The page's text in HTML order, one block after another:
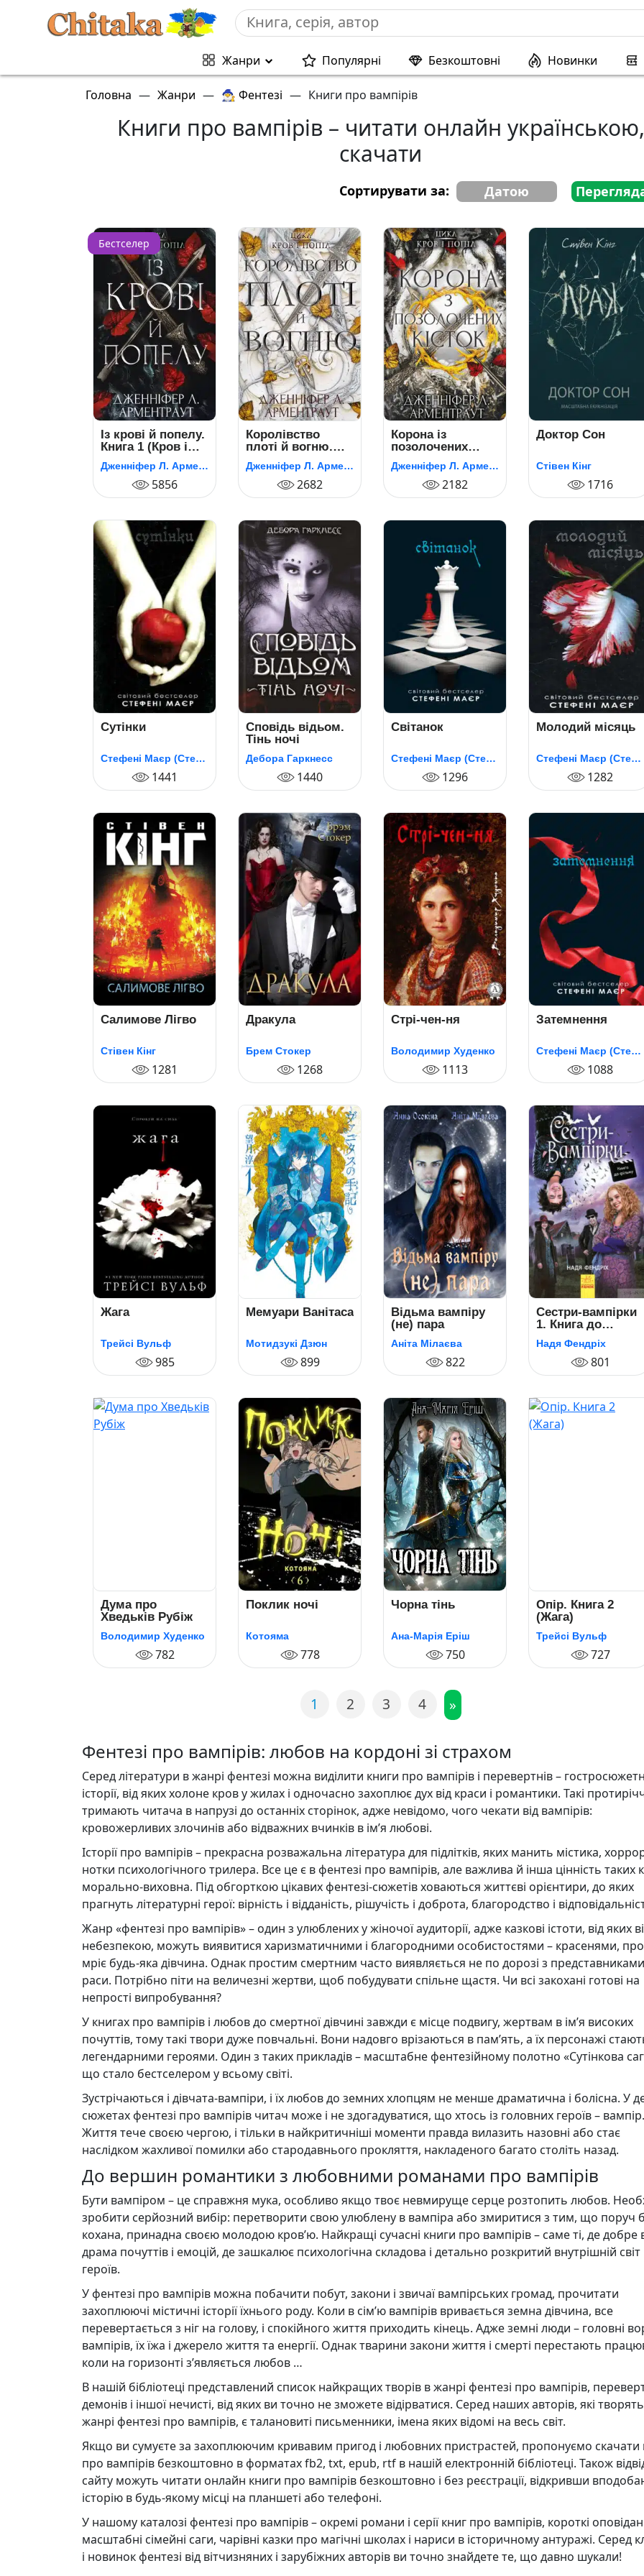
Жанри Популярні Безкоштовні Новинки
Головна — Жанри — 🧙‍♂️ Фентезі — Книги про вампірів
Книги про вампірів – читати онлайн українською,
скачати
Сортирувати за: Датою
Бестселер
Із крові й попелу.
Книга 1 (Кров і
попіл)
Дженніфер Л. Арментраут
5856
Королівство
плоті й вогню.
Книга 2 (Кров і
попіл)
Дженніфер Л. Арментраут
2682
Корона із
позолочених
кісток. Книга 3.
(Кров і попіл)
Дженніфер Л. Арментраут
2182
Доктор Сон
Стівен Кінг
1716
Сутінки
Стефені Маєр (Стефані Майєр)
1441
Сповідь відьом.
Тінь ночі
Дебора Гаркнесс
1440
Світанок
Стефені Маєр (Стефані Майєр)
1296
Молодий місяць
Стефені Маєр (Стефані Майєр)
1282
Салимове Лігво
Стівен Кінг
1281
Дракула
Брем Стокер
1268
Стрі-чен-ня
Володимир Худенко
1113
Затемнення
Стефені Маєр (Стефані Майєр)
1088
Жага
Трейсі Вульф
985
Мемуари Ванітаса
Мотидзукі Дзюн
899
Відьма вампіру
(не) пара
Аніта Мілаєва
822
Сестри-вампірки
1. Книга до
фільму
Надя Фендріх
801
Дума про
Хведьків Рубіж
Володимир Худенко
782
Поклик ночі
Котояма
778
Чорна тінь
Ана-Марія Еріш
750
Опір. Книга 2
(Жага)
Трейсі Вульф
727
1 2 3 4 »
Фентезі про вампірів: любов на кордоні зі страхом
Серед літератури в жанрі фентезі можна виділити книги про вампірів і перевертнів –
історії, від яких холоне кров у жилах і одночасно захоплює дух від краси і романтики. Такі
тримають читача в напрузі до останніх сторінок, адже невідомо, чого чекати від вампірів:
кровожерливих злочинів або відважних вчинків в ім’я любові.
Історії про вампірів – прекрасна розважальна література для підлітків, яких манить містика,
нотки психологічного трилера. Все це є в фентезі про вампірів, але важлива й інша цінність таких
морально-виховна. Під обгорткою цікавих фентезі-сюжетів ховаються життєві орієнтири, до яких
прагнуть літературні герої: вірність і відданість, рішучість і доброта, благородство і
Жанр «фентезі про вампірів» – один з улюблених у жіночої аудиторії, адже казкові істоти, від яких
небезпекою, можуть виявитися харизматичними і благородними особистостями – красенями, про
мріє будь-яка дівчина. Однак простим смертним часто виявляється не по дорозі з
раси. Потрібно піти на величезні жертви, щоб побудувати спільне щастя. Чи всі закохані готові на
непрості випробування?
У книгах про вампірів і любов до смертної дівчині завжди є місце подвигу, жертвам в ім’я високих
почуттів, тому такі твори дуже повчальні. Вони надовго врізаються в пам’ять, а їх персонажі
легендарними героями. Один з таких прикладів – масштабне фентезійному полотно «Сутінкова
що стало бестселером у всьому світі.
Зустрічаються і дівчата-вампіри, і їх любов до земних хлопцям не менше драматична і болісна. У
сюжетах фентезі про вампірів читач може і не здогадуватися, що хтось із головних героїв – вампір.
Життя тече своєю чергою, і тільки в найкритичніші моменти правда вилазить назовні або стає
наслідком жахливої ​​помилки або стародавнього прокляття, накладеного багато століть назад.
До вершин романтики з любовними романами про вампірів
Бути вампіром – це справжня мука, особливо якщо твоє невмируще серце розтопить любов.
зробити серйозний вибір: перетворити свою улюблену в вампіра або змиритися з тим, що поруч
кохана, принадна своєю молодою кров’ю. Найкращі сучасні книги про вампірів – саме ті, де добре
драма почуттів і емоцій, де зашкалює психологічна складова і детально розкритий внутрішній світ
героїв.
У фентезі про вампірів можна побачити побут, закони і звичаї вампірських громад, прочитати
захоплюючі містичні історії їхнього роду. Коли в сім’ю вампірів вривається земна дівчина, все
перевертається з ніг на голову, і спокійного життя приходить кінець. Адже земні люди – головні
вампірів, їх їжа і джерело життя та енергії. Однак тварини закони життя і смерті перестають
коли на горизонті з’являється любов …
В нашій бібліотеці представлений список найкращих творів в жанрі фентезі про вампірів,
демонів і іншої нечисті, від яких ви точно не зможете відірватися. Серед наших авторів, які
жанрі фентезі про вампірів, є талановиті письменники, імена яких відомі на весь світ.
Якщо ви сумуєте за захоплюючим кривавим пригод і любовних пристрастей, пропонуємо скачати
про вампірів безкоштовно в форматах fb2, txt, epub, rtf в нашій електронній бібліотеці. Також
сайту можуть читати онлайн книги про вампірів безкоштовно і без реєстрації, відкривши
історію в будь-якому місці на планшеті або телефоні.
У нашому каталозі фентезі про вампірів – окремі романи і серії книг про вампірів, короткі
масштабні сімейні саги, чарівні казки про магічні школах і нариси в історичному антуражі. Серед
і новинок фентезі від вітчизняних і зарубіжних авторів ви точно знайдете те, що давно шукали!